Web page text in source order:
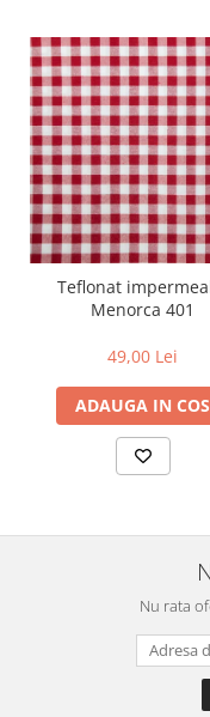
Teflonat
Menorca 401
49,00 Lei
ADAUGA IN COS
Nu rata